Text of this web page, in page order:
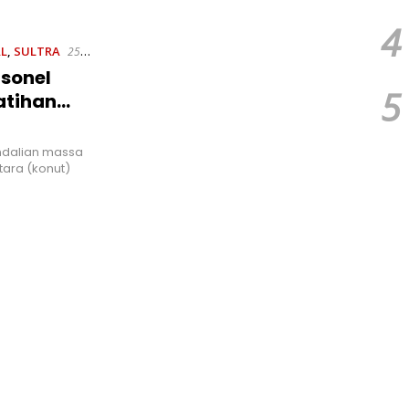
, SULTRA 25
massa
(konut)
4
5